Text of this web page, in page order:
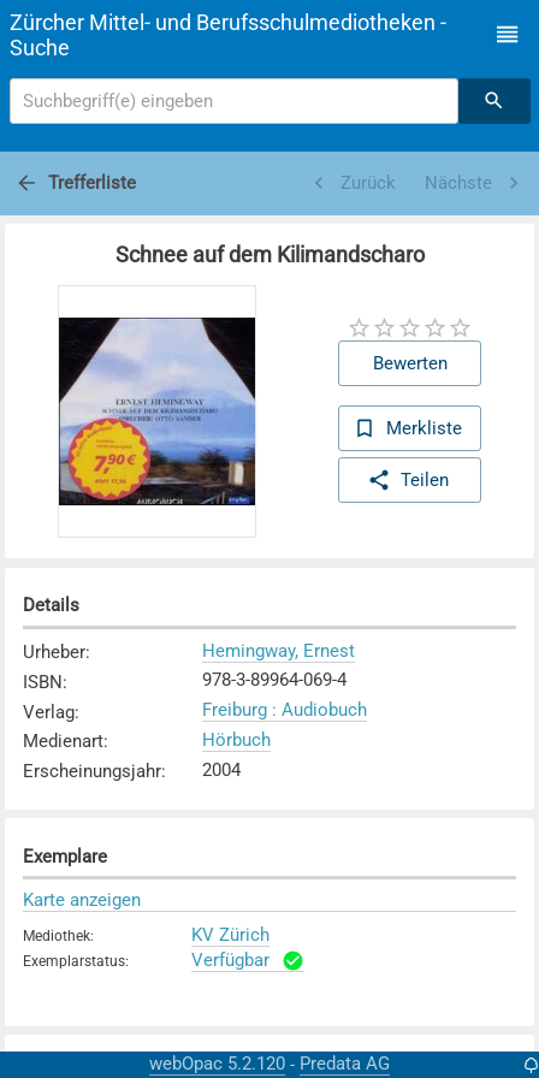
Zürcher Mittel- und Berufsschulmediotheken -
Suche
Suchbegriff(e) eingeben
Trefferliste Zurück Nächste
Schnee auf dem Kilimandscharo
Bewerten
Merkliste
Teilen
Details
Urheber:
Hemingway, Ernest
ISBN:
978-3-89964-069-4
Verlag:
Freiburg : Audiobuch
Medienart:
Hörbuch
Erscheinungsjahr: 2004
Exemplare
Karte anzeigen
Mediothek: KV Zürich
Exemplarstatus: Verfügbar
webOpac 5.2.120 - Predata AG